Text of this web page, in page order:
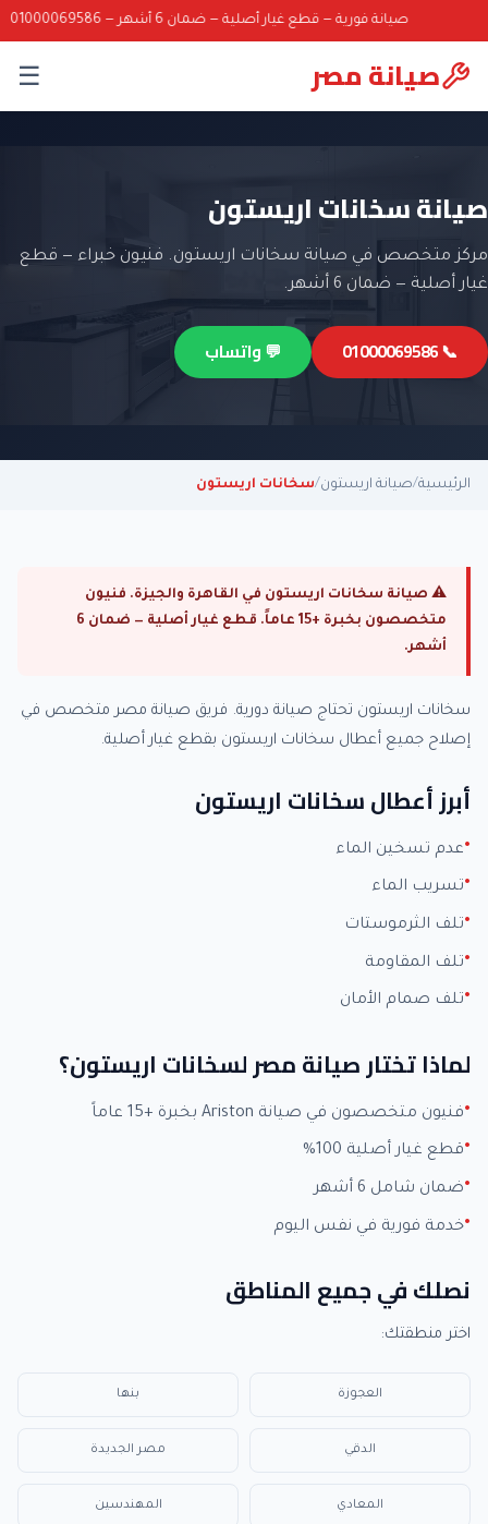
صيانة فورية — قطع غيار أصلية — ضمان 6 أشهر — 01000069586
صيانة مصر ☰
صيانة سخانات اريستون
مركز متخصص في صيانة سخانات اريستون. فنيون خبراء — قطع
غيار أصلية — ضمان 6 أشهر.
📞 01000069586 💬 واتساب
الرئيسية/صيانة اريستون/سخانات اريستون
⚠ صيانة سخانات اريستون في القاهرة والجيزة. فنيون
متخصصون بخبرة +15 عاماً. قطع غيار أصلية — ضمان 6
أشهر.
سخانات اريستون تحتاج صيانة دورية. فريق صيانة مصر متخصص في
إصلاح جميع أعطال سخانات اريستون بقطع غيار أصلية.
أبرز أعطال سخانات اريستون
عدم تسخين الماء
تسريب الماء
تلف الثرموستات
تلف المقاومة
تلف صمام الأمان
لماذا تختار صيانة مصر لسخانات اريستون؟
فنيون متخصصون في صيانة Ariston بخبرة +15 عاماً
قطع غيار أصلية 100%
ضمان شامل 6 أشهر
خدمة فورية في نفس اليوم
نصلك في جميع المناطق
اختر منطقتك:
العجوزة بنها
الدقي مصر الجديدة
المعادي المهندسين